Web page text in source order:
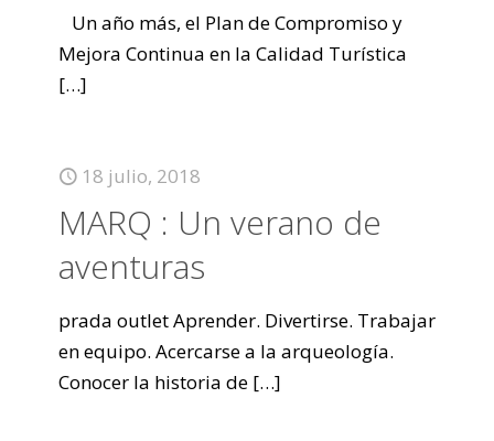
Un año más, el Plan de Compromiso y
Mejora Continua en la Calidad Turística
[…]
18 julio, 2018
MARQ : Un verano de
aventuras
prada outlet Aprender. Divertirse. Trabajar
en equipo. Acercarse a la arqueología.
Conocer la historia de […]